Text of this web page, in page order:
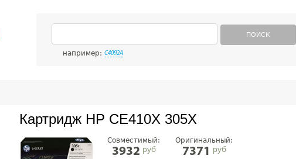
ПОИСК
например: C4092A
Картридж HP CE410X 305X
Совместимый:
3932 руб
Оригинальный:
7371
руб